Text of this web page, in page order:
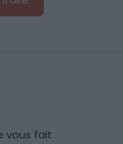
vous fait